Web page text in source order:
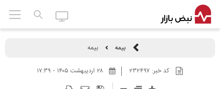
بیمه بیمه
کد خبر: ۲۳۲۴۹۷